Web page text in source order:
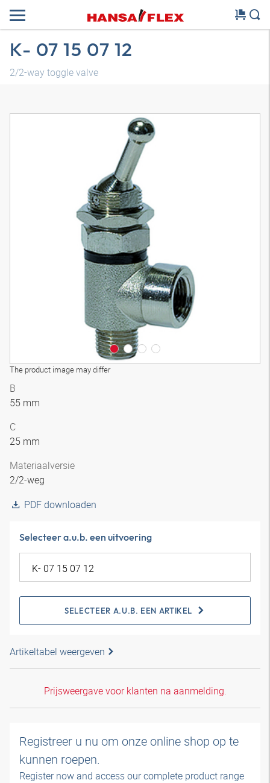
K- 07 15 07 12
2/2-way toggle valve
The product image may differ
3D-model
B
55 mm
C
25 mm
Materiaalversie
2/2-weg
PDF downloaden
Selecteer a.u.b. een uitvoering
SELECTEER A.U.B. EEN ARTIKEL
Artikeltabel weergeven
Prijsweergave voor klanten na aanmelding.
Registreer u nu om onze online shop op te
kunnen roepen.
Register now and access our complete product range